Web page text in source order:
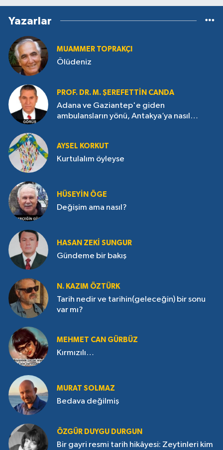
Yazarlar
MUAMMER TOPRAKÇI
Ölüdeniz
PROF. DR. M. ŞEREFETTIN CANDA
Adana ve Gaziantep'e giden
ambulansların yönü, Antakya’ya nasıl
AYSEL KORKUT
Kurtulalım öyleyse
HÜSEYIN ÖGE
Değişim ama nasıl?
HASAN ZEKI SUNGUR
Gündeme bir bakış
N. KAZIM ÖZTÜRK
Tarih nedir ve tarihin(geleceğin) bir sonu
var mı?
MEHMET CAN GÜRBÜZ
Kırmızılı…
MURAT SOLMAZ
Bedava değilmiş
ÖZGÜR DUYGU DURGUN
Bir gayri resmi tarih hikâyesi: Zeytinleri kim